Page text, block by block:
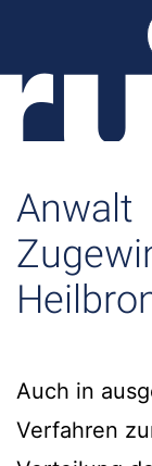
Anwalt
Auch in
Verfahren